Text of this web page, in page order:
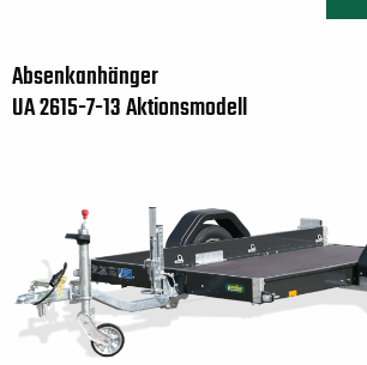
Absenkanhänger
UA 2615-7-13 Aktionsmodell